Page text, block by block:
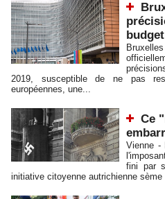
2019, susceptible de ne pas
européennes, une...
Ce
Vienne -
fini par
initiative citoyenne autrichienne